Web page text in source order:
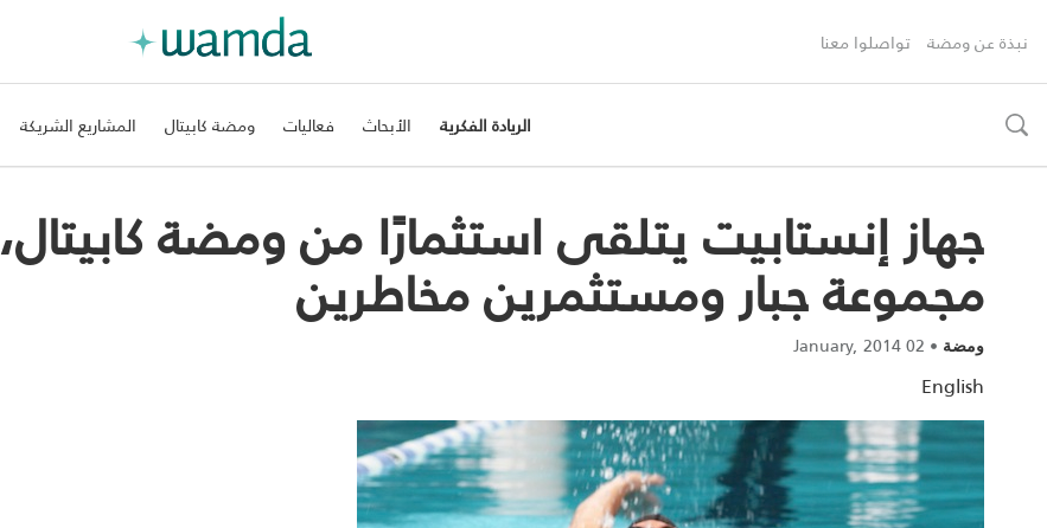
نبذة عن ومضة تواصلوا معنا
toggle
الريادة الفكرية الأبحاث فعاليات ومضة كابيتال المشاريع الشريكة
جهاز إنستابيت يتلقى استثمارًا من ومضة كابيتال،
مجموعة جبار ومستثمرين مخاطرين
ومضة •
02 January, 2014
English